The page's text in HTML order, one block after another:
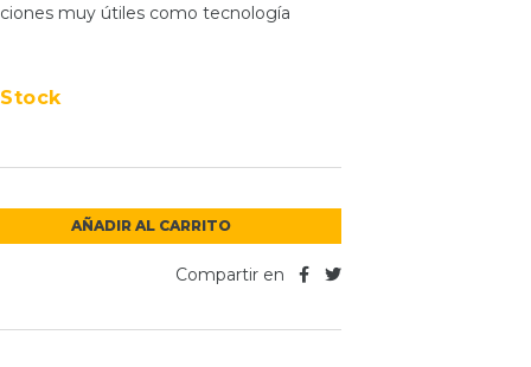
muy útiles como tecnología
AÑADIR AL CARRITO
Compartir en